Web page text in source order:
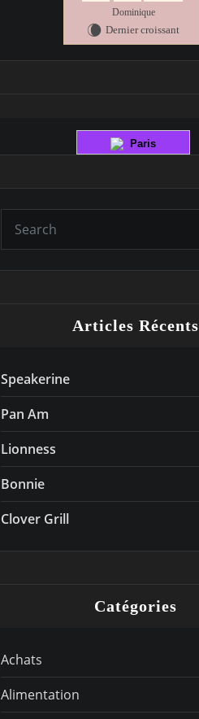
Dominique
W Dernier croissant
Paris
Articles Récents
Speakerine
Pan Am
Lionness
Bonnie
Clover Grill
Catégories
Achats
Alimentation